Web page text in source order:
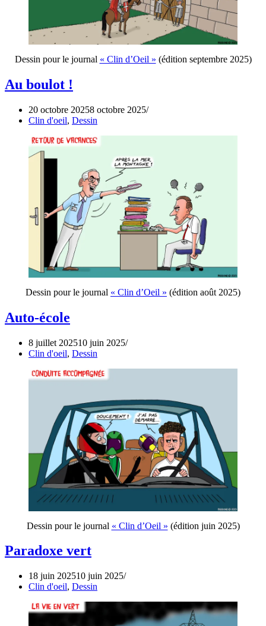
Dessin pour le journal « Clin d’Oeil » (édition septembre 2025)
Au boulot !
20 octobre 20258 octobre 2025
Clin d'oeil, Dessin
Dessin pour le journal « Clin d’Oeil » (édition août 2025)
Auto-école
8 juillet 202510 juin 2025
Clin d'oeil, Dessin
Dessin pour le journal « Clin d’Oeil » (édition juin 2025)
Paradoxe vert
18 juin 202510 juin 2025
Clin d'oeil, Dessin